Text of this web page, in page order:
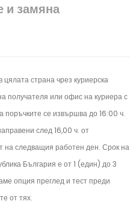
и замяна
страна чрез куриерска
получателя или офис на куриера с
се извършва до 16:00 ч.
след 16,00 ч. от
на следващия работен ден. Срок на
България е от 1 (един) до 3
опция преглед и тест преди
от тях.